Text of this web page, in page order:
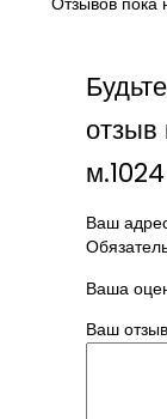
отзыв
Ваш
Ваша
Ваш отзыв